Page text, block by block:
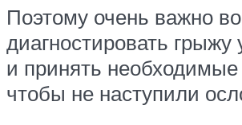
Поэтому очень важно
диагностировать грыжу
и принять
чтобы не наступили